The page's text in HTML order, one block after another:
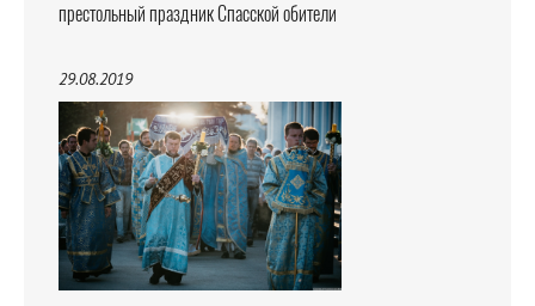
престольный праздник Спасской обители
29.08.2019